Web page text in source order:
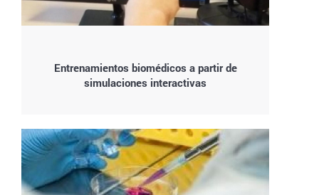
Entrenamientos biomédicos a partir de
simulaciones interactivas